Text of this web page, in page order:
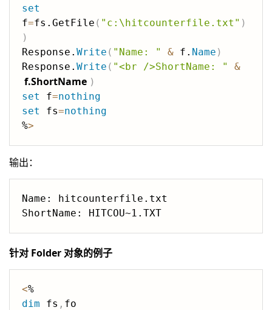
set
f=fs.GetFile ( "c:\hitcounterfile.txt" )
)
Response. Write ( "Name: " & f. Name )
Response. Write ( "<br />ShortName: " &
f.ShortName )
set
f=nothing
set
fs=nothing
%>
输出：
Name: hitcounterfile.txt
针对 Folder 对象的例子
<
dim fs ,